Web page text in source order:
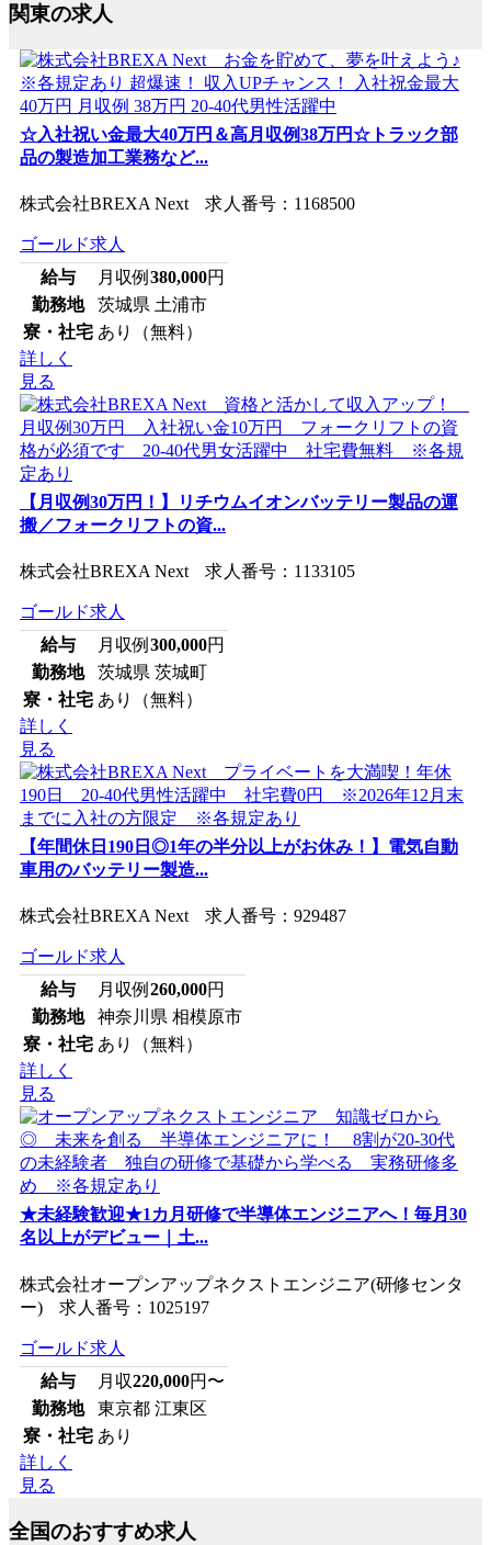
関東の求人
☆入社祝い金最大40万円＆高月収例38万円☆トラック部
品の製造加工業務など...
株式会社BREXA Next 求人番号：1168500
ゴールド求人
給与
月収例 380,000円
勤務地
茨城県 土浦市
寮・社宅 あり（無料）
詳しく
見る
【月収例30万円！】リチウムイオンバッテリー製品の運
搬／フォークリフトの資...
株式会社BREXA Next 求人番号：1133105
ゴールド求人
給与
月収例 300,000円
勤務地
茨城県 茨城町
寮・社宅 あり（無料）
詳しく
見る
【年間休日190日◎1年の半分以上がお休み！】電気自動
車用のバッテリー製造...
株式会社BREXA Next 求人番号：929487
ゴールド求人
給与
月収例 260,000円
勤務地
神奈川県 相模原市
寮・社宅 あり（無料）
詳しく
見る
★未経験歓迎★1カ月研修で半導体エンジニアへ！毎月30
名以上がデビュー｜土...
株式会社オープンアップネクストエンジニア(研修センタ
ー) 求人番号：1025197
ゴールド求人
給与
月収220,000円〜
勤務地
東京都 江東区
寮・社宅 あり
詳しく
見る
全国のおすすめ求人